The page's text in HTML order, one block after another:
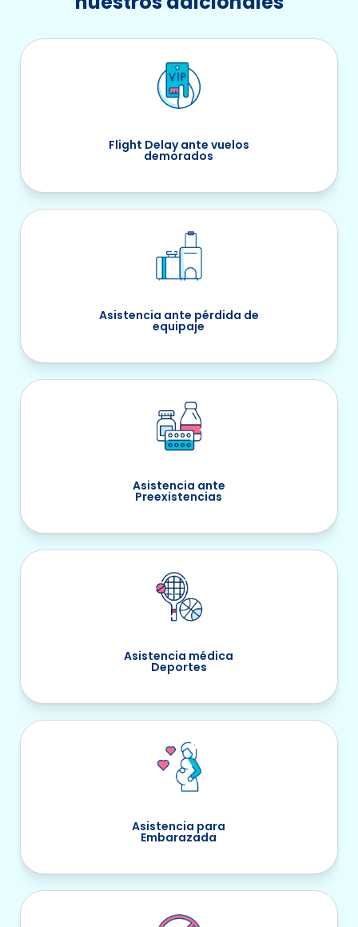
Flight Delay ante vuelos
demorados
Asistencia ante pérdida de
equipaje
Asistencia ante
Preexistencias
Asistencia médica
Deportes
Asistencia para
Embarazada